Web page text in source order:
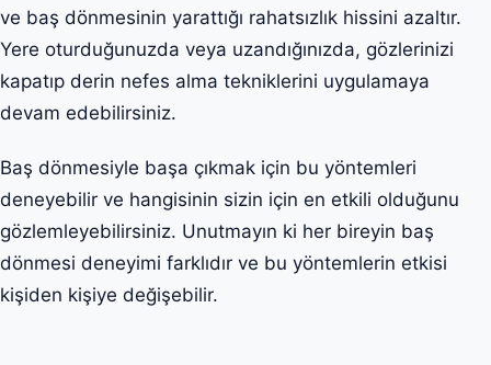
ve baş dönmesinin yarattığı rahatsızlık hissini azaltır.
Yere oturduğunuzda veya uzandığınızda, gözlerinizi
kapatıp derin nefes alma tekniklerini uygulamaya
devam edebilirsiniz.
Baş dönmesiyle başa çıkmak için bu yöntemleri
deneyebilir ve hangisinin sizin için en etkili olduğunu
gözlemleyebilirsiniz. Unutmayın ki her bireyin baş
dönmesi deneyimi farklıdır ve bu yöntemlerin etkisi
kişiden kişiye değişebilir.